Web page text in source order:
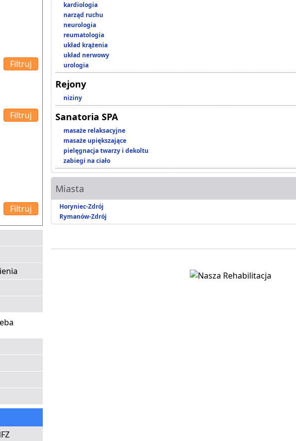
kardiologia
narząd ruchu
neurologia
reumatologia
układ krążenia
układ nerwowy
urologia
Rejony
niziny
Sanatoria SPA
masaże relaksacyjne
masaże upiększające
pielęgnacja twarzy i dekoltu
zabiegi na ciało
Miasta
Horyniec-Zdrój
Rymanów-Zdrój